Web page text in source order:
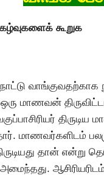
கூறுக
ஒரு மாணவன்
மாணவர்களிடம்
தான் என்று